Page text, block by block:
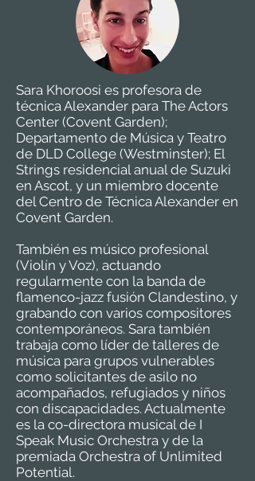
Sara Khoroosi es profesora de
técnica Alexander para The Actors
Center (Covent Garden);
Departamento de Música y Teatro
de DLD College (Westminster); El
Strings residencial anual de Suzuki
en Ascot, y un miembro docente
del Centro de Técnica Alexander en
Covent Garden.
También es músico profesional
(Violín y Voz), actuando
regularmente con la banda de
flamenco-jazz fusión Clandestino, y
grabando con varios compositores
contemporáneos. Sara también
trabaja como líder de talleres de
música para grupos vulnerables
como solicitantes de asilo no
acompañados, refugiados y niños
con discapacidades. Actualmente
es la co-directora musical de I
Speak Music Orchestra y de la
premiada Orchestra of Unlimited
Potential.